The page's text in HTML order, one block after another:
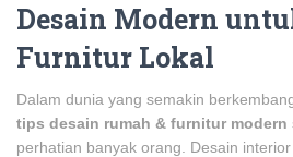
Desain Modern
Furnitur Lokal
Dalam dunia yang semakin
tips desain rumah & furnitur modern
perhatian banyak orang. Desain